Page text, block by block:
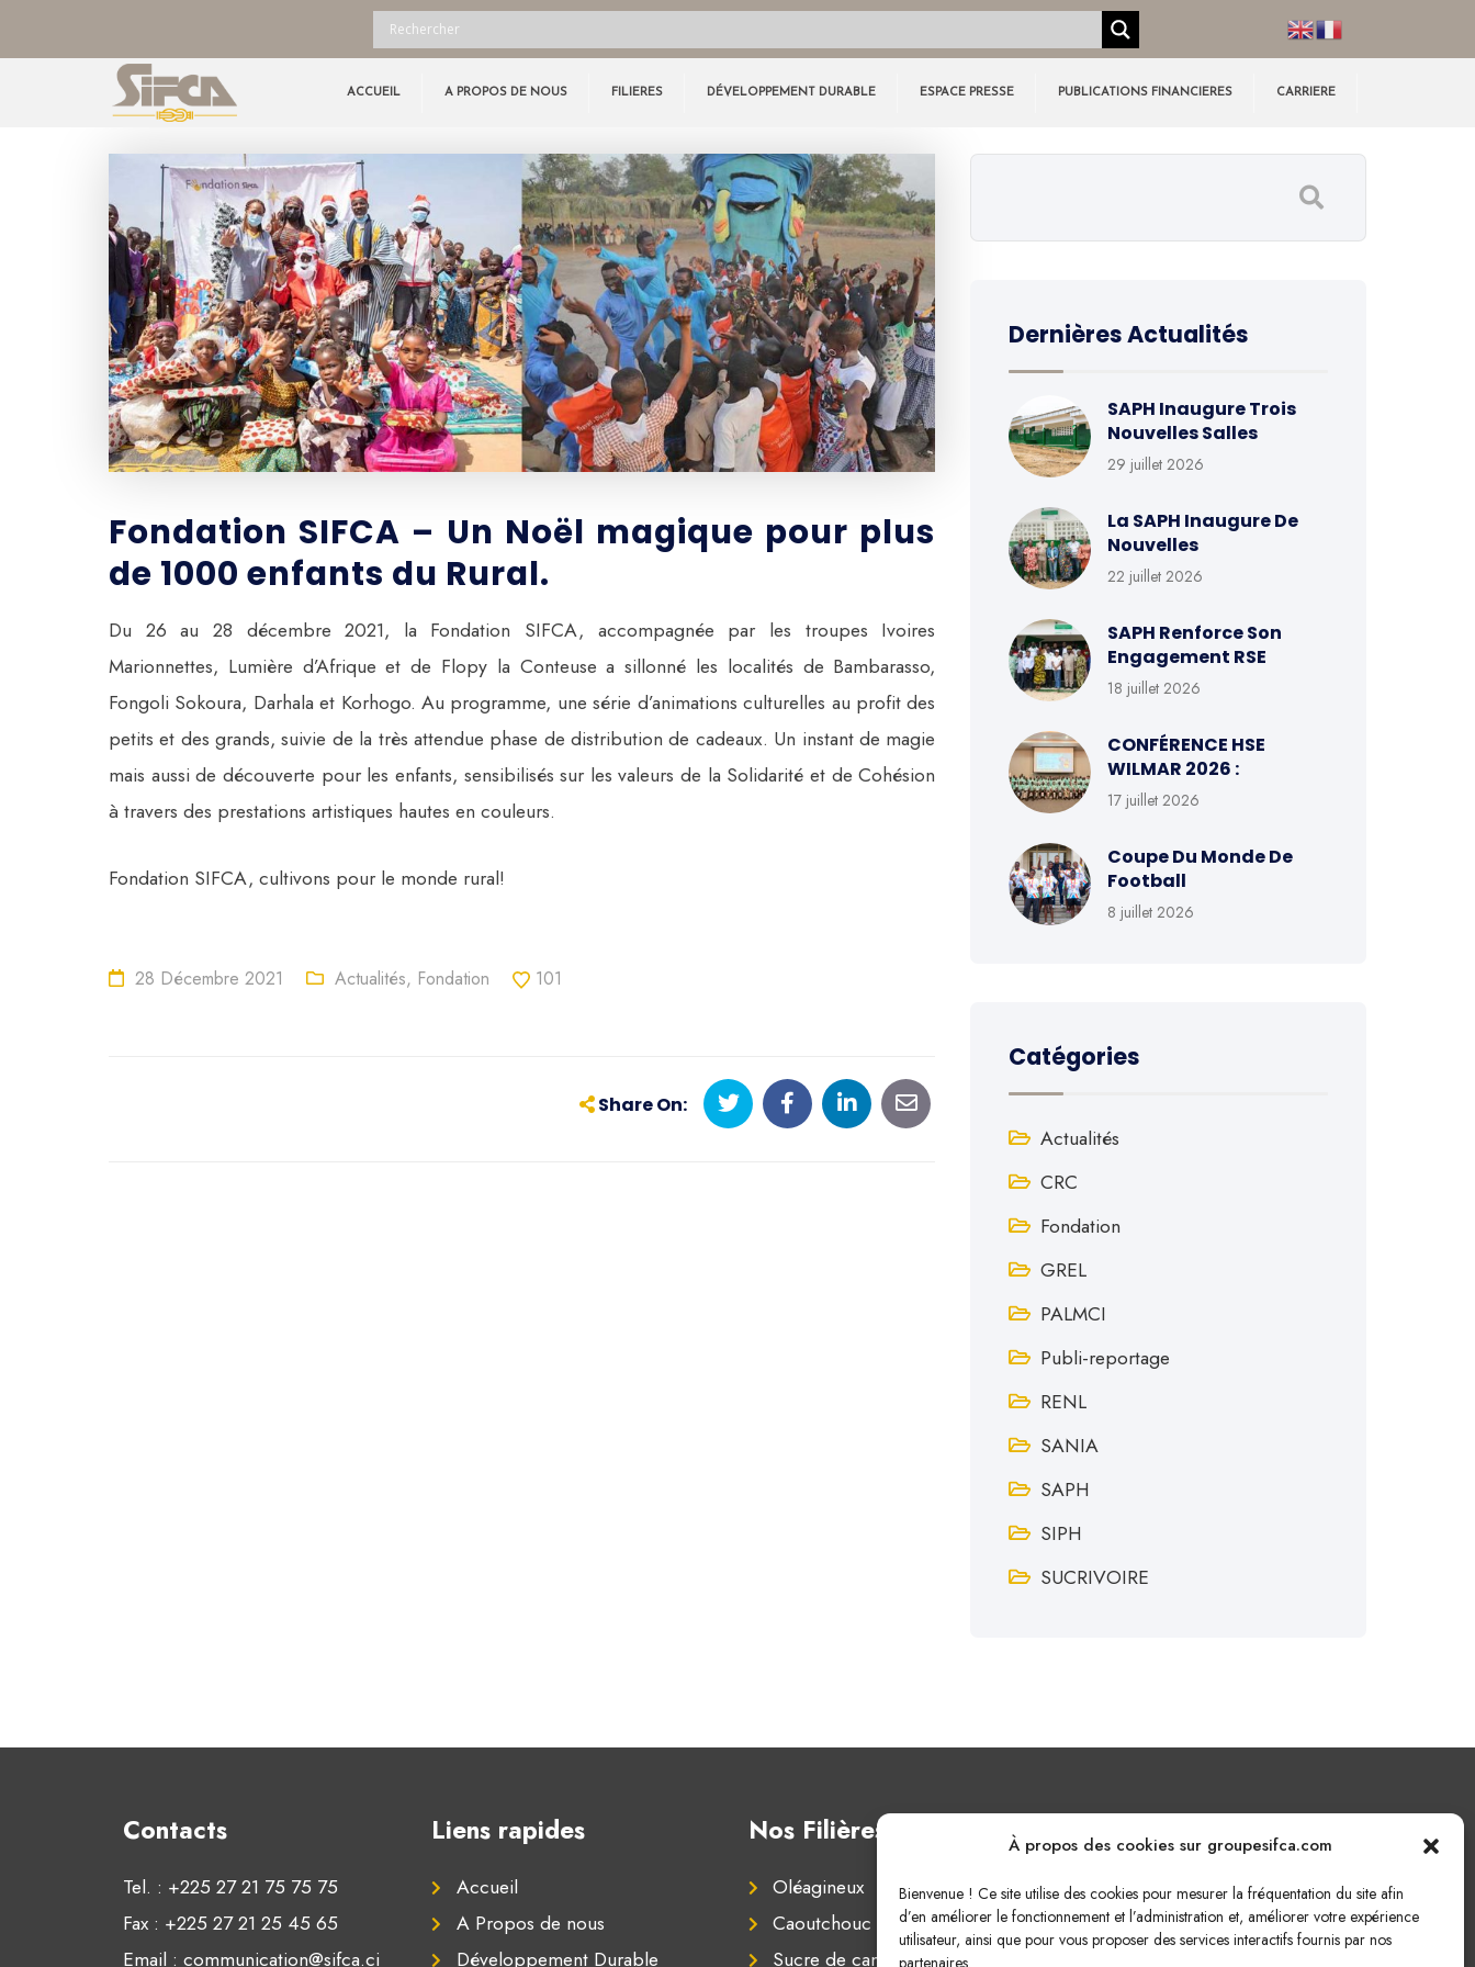
À propos des cookies sur groupesifca.com
Bienvenue ! Ce site utilise des cookies pour mesurer la fréquentation du site afin
d’en améliorer le fonctionnement et l’administration et, améliorer votre expérience
utilisateur, ainsi que pour vous proposer des services interactifs fournis par nos
partenaires.
ACCUEIL A PROPOS DE NOUS FILIERES DÉVELOPPEMENT DURABLE ESPACE PRESSE PUBLICATIONS FINANCIERES CARRIERE
Fondation SIFCA – Un Noël magique pour plus
de 1000 enfants du Rural.
Du 26 au 28 décembre 2021, la Fondation SIFCA, accompagnée par les troupes Ivoires
Marionnettes, Lumière d’Afrique et de Flopy la Conteuse a sillonné les localités de Bambarasso,
Fongoli Sokoura, Darhala et Korhogo. Au programme, une série d’animations culturelles au profit des
petits et des grands, suivie de la très attendue phase de distribution de cadeaux. Un instant de magie
mais aussi de découverte pour les enfants, sensibilisés sur les valeurs de la Solidarité et de Cohésion
à travers des prestations artistiques hautes en couleurs.
Fondation SIFCA, cultivons pour le monde rural!
28 Décembre 2021 Actualités, Fondation 101
Share On:
Dernières Actualités
SAPH Inaugure Trois
Nouvelles Salles
29 juillet 2026
La SAPH Inaugure De
Nouvelles
22 juillet 2026
SAPH Renforce Son
Engagement RSE
18 juillet 2026
CONFÉRENCE HSE
WILMAR 2026 :
17 juillet 2026
Coupe Du Monde De
Football
8 juillet 2026
Catégories
Actualités
CRC
Fondation
GREL
PALMCI
Publi-reportage
RENL
SANIA
SAPH
SIPH
SUCRIVOIRE
Contacts
Tel. : +225 27 21 75 75 75
Fax : +225 27 21 25 45 65
Email : communication@sifca.ci
Liens rapides
Accueil
A Propos de nous
Développement Durable
Nos Filières
Oléagineux
Caoutchouc naturel
Sucre de canne
Nous écrire
Cliquez ici pour nous écrire !